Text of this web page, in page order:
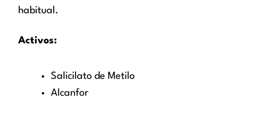
habitual.
Activos:
Salicilato de Metilo
Alcanfor